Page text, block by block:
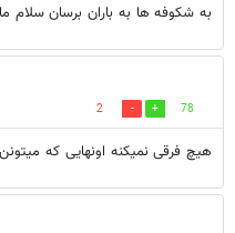
به شکوفه ها به باران برسان سلام
78
2
هیچ فرقی نمیکنه اونهایی که